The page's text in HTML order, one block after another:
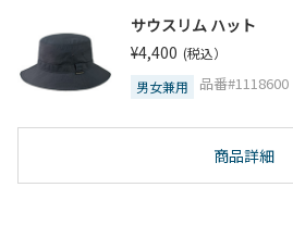
サウスリム ハット
¥4,400 (税込）
男女兼用
品番#1118600
商品詳細